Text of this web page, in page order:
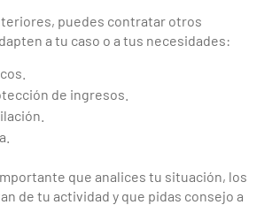
puedes contratar otros
a tu caso o a tus necesidades:
de ingresos.
que analices tu situación, los
de tu actividad y que pidas consejo a